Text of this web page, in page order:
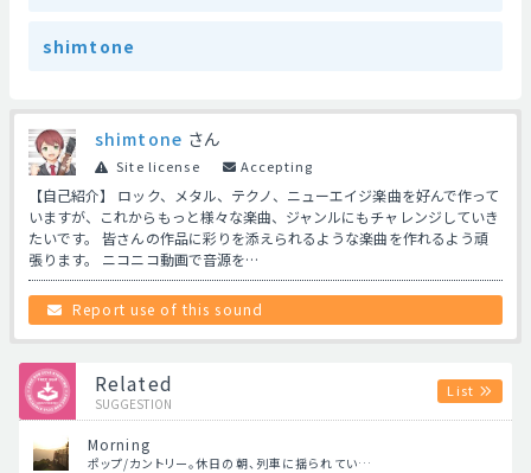
shimtone
shimtone さん
Site license Accepting
【自己紹介】 ロック、メタル、テクノ、ニューエイジ楽曲を好んで作って
いますが、これからもっと様々な楽曲、ジャンルにもチャレンジしていき
たいです。 皆さんの作品に彩りを添えられるような楽曲を作れるよう頑
張ります。 ニコニコ動画で音源を…
Report use of this sound
Related
SUGGESTION
List
Morning
ポップ/カントリー。休日の朝、列車に揺られてい…